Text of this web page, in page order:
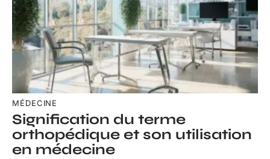
MÉDECINE
Signification du terme
orthopédique et son utilisation
en médecine